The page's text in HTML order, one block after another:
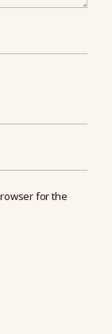
for the